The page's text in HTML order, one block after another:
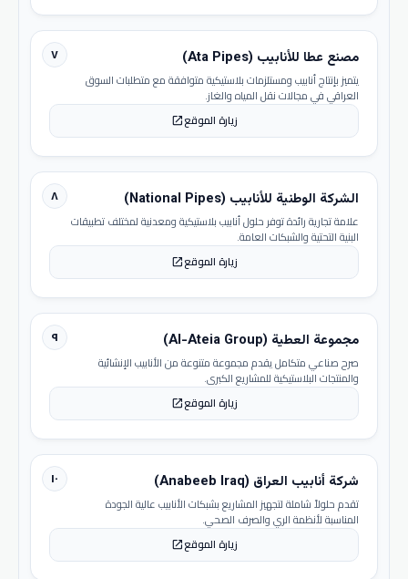
٧ مصنع عطا للأنابيب (Ata Pipes)
يتميز بإنتاج أنابيب ومستلزمات بلاستيكية متوافقة مع متطلبات السوق
العراقي في مجالات نقل المياه والغاز.
زيارة الموقعopen_in_new
٨ الشركة الوطنية للأنابيب (National Pipes)
علامة تجارية رائدة توفر حلول أنابيب بلاستيكية ومعدنية لمختلف تطبيقات
البنية التحتية والشبكات العامة.
زيارة الموقعopen_in_new
٩ مجموعة العطية (Al-Ateia Group)
صرح صناعي متكامل يقدم مجموعة متنوعة من الأنابيب الإنشائية
والمنتجات البلاستيكية للمشاريع الكبرى.
زيارة الموقعopen_in_new
١٠ شركة أنابيب العراق (Anabeeb Iraq)
تقدم حلولاً شاملة لتجهيز المشاريع بشبكات الأنابيب عالية الجودة
المناسبة لأنظمة الري والصرف الصحي.
زيارة الموقعopen_in_new